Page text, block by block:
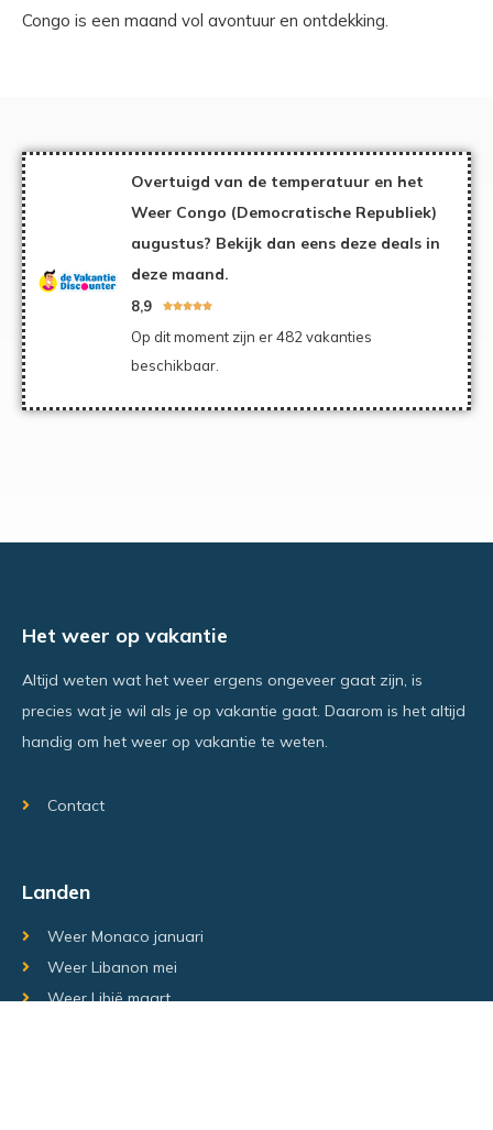
Congo is een maand vol avontuur en ontdekking.
Overtuigd van de temperatuur en het
Weer Congo (Democratische Republiek)
augustus? Bekijk dan eens deze deals in
deze maand.
8,9 
Op dit moment zijn er 482 vakanties
beschikbaar.
Het weer op vakantie
Altijd weten wat het weer ergens ongeveer gaat zijn, is
precies wat je wil als je op vakantie gaat. Daarom is het altijd
handig om het weer op vakantie te weten.
Contact
Landen
Weer Monaco januari
Weer Libanon mei
Weer Libië maart